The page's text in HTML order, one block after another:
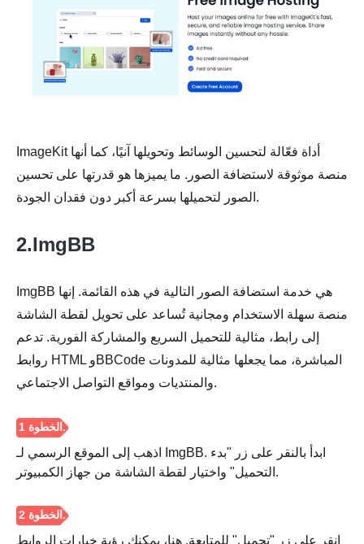
ImageKit أداة فعّالة لتحسين الوسائط وتحويلها آنيًا، كما أنها
منصة موثوقة لاستضافة الصور. ما يميزها هو قدرتها على تحسين
الصور لتحميلها بسرعة أكبر دون فقدان الجودة.
2.ImgBB
ImgBB هي خدمة استضافة الصور التالية في هذه القائمة. إنها
منصة سهلة الاستخدام ومجانية تُساعد على تحويل لقطة الشاشة
إلى رابط، مثالية للتحميل السريع والمشاركة الفورية. تدعم
روابط HTML وBBCode المباشرة، مما يجعلها مثالية للمدونات
والمنتديات ومواقع التواصل الاجتماعي.
اذهب إلى الموقع الرسمي لـ ImgBB. ابدأ بالنقر على زر "بدء
التحميل" واختيار لقطة الشاشة من جهاز الكمبيوتر.
انقر على زر "تحميل" للمتابعة. هنا، يمكنك رؤية خيارات الروابط